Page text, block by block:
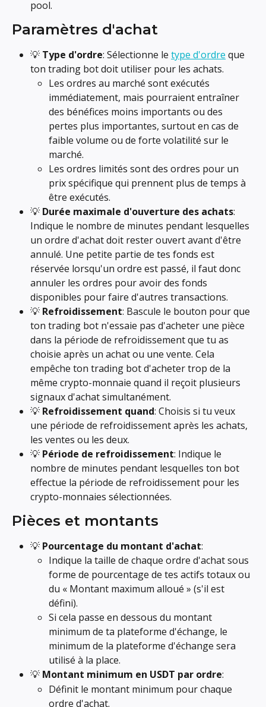
pool.
Paramètres d'achat
💡 Type d'ordre: Sélectionne le type d'ordre que
ton trading bot doit utiliser pour les achats.
Les ordres au marché sont exécutés
immédiatement, mais pourraient entraîner
des bénéfices moins importants ou des
pertes plus importantes, surtout en cas de
faible volume ou de forte volatilité sur le
marché.
Les ordres limités sont des ordres pour un
prix spécifique qui prennent plus de temps à
être exécutés.
💡 Durée maximale d'ouverture des achats:
Indique le nombre de minutes pendant lesquelles
un ordre d'achat doit rester ouvert avant d'être
annulé. Une petite partie de tes fonds est
réservée lorsqu'un ordre est passé, il faut donc
annuler les ordres pour avoir des fonds
disponibles pour faire d'autres transactions.
💡 Refroidissement: Bascule le bouton pour que
ton trading bot n'essaie pas d'acheter une pièce
dans la période de refroidissement que tu as
choisie après un achat ou une vente. Cela
empêche ton trading bot d'acheter trop de la
même crypto-monnaie quand il reçoit plusieurs
signaux d'achat simultanément.
💡 Refroidissement quand: Choisis si tu veux
une période de refroidissement après les achats,
les ventes ou les deux.
💡 Période de refroidissement: Indique le
nombre de minutes pendant lesquelles ton bot
effectue la période de refroidissement pour les
crypto-monnaies sélectionnées.
Pièces et montants
💡 Pourcentage du montant d'achat:
Indique la taille de chaque ordre d'achat sous
forme de pourcentage de tes actifs totaux ou
du « Montant maximum alloué » (s'il est
défini).
Si cela passe en dessous du montant
minimum de ta plateforme d'échange, le
minimum de la plateforme d'échange sera
utilisé à la place.
💡 Montant minimum en USDT par ordre:
Définit le montant minimum pour chaque
ordre d'achat.